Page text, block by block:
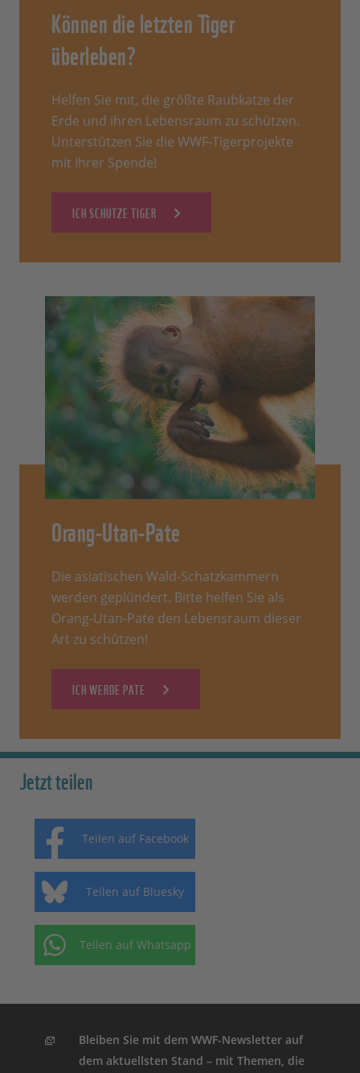
Können die letzten Tiger
überleben?
Helfen Sie mit, die größte Raubkatze der
Erde und ihren Lebensraum zu schützen.
Unterstützen Sie die WWF-Tigerprojekte
mit Ihrer Spende!
ICH SCHÜTZE TIGER
Orang-Utan-Pate
Die asiatischen Wald-Schatzkammern
werden geplündert. Bitte helfen Sie als
Orang-Utan-Pate den Lebensraum dieser
Art zu schützen!
ICH WERDE PATE
Jetzt teilen
Teilen auf Facebook
Teilen auf Bluesky
Teilen auf Whatsapp
Bleiben Sie mit dem WWF-Newsletter auf
dem aktuellsten Stand – mit Themen, die